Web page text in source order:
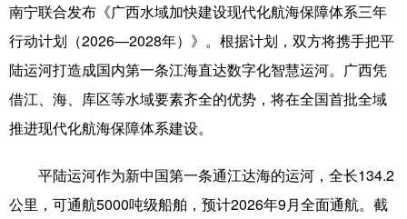
国际 财经 网评 港澳
台湾 思客智库 全球连线 教育
科技 科普 体育 文化
健康 军事
图片 中央文件 金融 汽车
食品 人居 信息化 乡村振兴
南宁联合发布《广西水域加快建设现代化航海保障体系三年
行动计划（2026—2028年）》。根据计划，双方将携手把平
陆运河打造成国内第一条江海直达数字化智慧运河。广西凭
借江、海、库区等水域要素齐全的优势，将在全国首批全域
推进现代化航海保障体系建设。
平陆运河作为新中国第一条通江达海的运河，全长134.2
公里，可通航5000吨级船舶，预计2026年9月全面通航。截